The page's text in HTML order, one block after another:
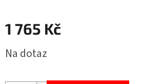
1 765 Kč
cena:
Na dotaz